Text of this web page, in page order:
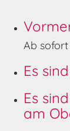
Ab
Es
Es
am